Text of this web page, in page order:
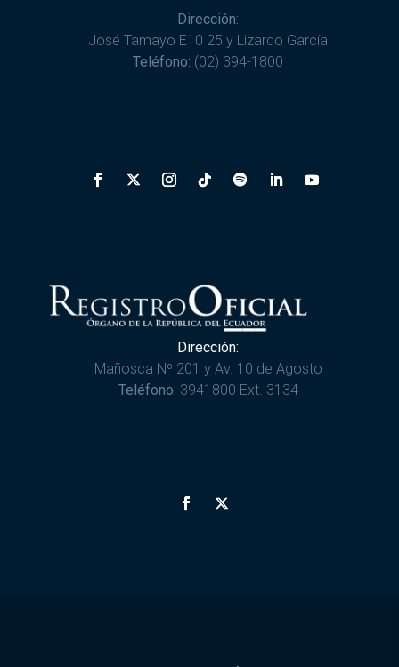
Dirección:
José Tamayo E10 25 y Lizardo García
Teléfono: (02) 394-1800
Dirección:
Mañosca Nº 201 y Av. 10 de Agosto
Teléfono: 3941800 Ext. 3134